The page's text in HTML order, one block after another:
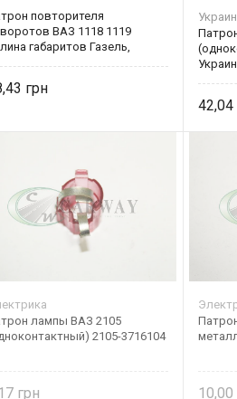
повторителя
ВАЗ 1118 1119
габаритов Газель,
42,04
лампы ВАЗ 2105
2105-3716104
10,00